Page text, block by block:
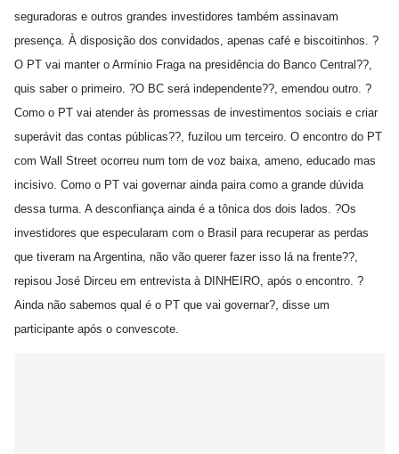
seguradoras e outros grandes investidores também assinavam
presença. À disposição dos convidados, apenas café e biscoitinhos. ?
O PT vai manter o Armínio Fraga na presidência do Banco Central??,
quis saber o primeiro. ?O BC será independente??, emendou outro. ?
Como o PT vai atender às promessas de investimentos sociais e criar
superávit das contas públicas??, fuzilou um terceiro. O encontro do PT
com Wall Street ocorreu num tom de voz baixa, ameno, educado mas
incisivo. Como o PT vai governar ainda paira como a grande dúvida
dessa turma. A desconfiança ainda é a tônica dos dois lados. ?Os
investidores que especularam com o Brasil para recuperar as perdas
que tiveram na Argentina, não vão querer fazer isso lá na frente??,
repisou José Dirceu em entrevista à DINHEIRO, após o encontro. ?
Ainda não sabemos qual é o PT que vai governar?, disse um
participante após o convescote.